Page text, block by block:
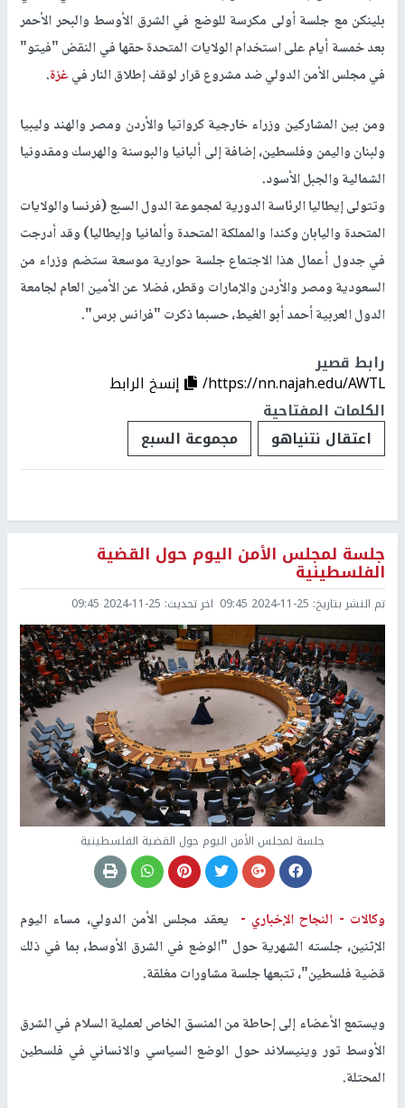
بلينكن مع جلسة أولى مكرسة للوضع في الشرق الأوسط والبحر الأحمر
بعد خمسة أيام على استخدام الولايات المتحدة حقها في النقض "فيتو"
في مجلس الأمن الدولي ضد مشروع قرار لوقف إطلاق النار فيغزة.
ومن بين المشاركين وزراء خارجية كرواتيا والأردن ومصر والهند وليبيا
ولبنان واليمن وفلسطين، إضافة إلى ألبانيا والبوسنة والهرسك ومقدونيا
الشمالية والجبل الأسود.
وتتولى إيطاليا الرئاسة الدورية لمجموعة الدول السبع (فرنسا والولايات
المتحدة واليابان وكندا والمملكة المتحدة وألمانيا وإيطاليا) وقد أدرجت
في جدول أعمال هذا الاجتماع جلسة حوارية موسعة ستضم وزراء من
السعودية ومصر والأردن والإمارات وقطر، فضلا عن الأمين العام لجامعة
الدول العربية أحمد أبو الغيط، حسبما ذكرت "فرانس برس".
رابط قصير
https://nn.najah.edu/AWTL/
إنسخ الرابط
الكلمات المفتاحية
اعتقال نتنياهو
مجموعة السبع
جلسة لمجلس الأمن اليوم حول القضية
الفلسطينية
تم النشر بتاريخ: 2024-11-25 09:45 اخر تحديث: 2024-11-25 09:45
جلسة لمجلس الأمن اليوم حول القضية الفلسطينية
وكالات - النجاح الإخباري - يعقد مجلس الأمن الدولي، مساء اليوم
الإثنين، جلسته الشهرية حول "الوضع في الشرق الأوسط، بما في ذلك
قضية فلسطين"، تتبعها جلسة مشاورات مغلقة.
ويستمع الأعضاء إلى إحاطة من المنسق الخاص لعملية السلام في الشرق
الأوسط تور وينيسلاند حول الوضع السياسي والانساني في فلسطين
المحتلة.